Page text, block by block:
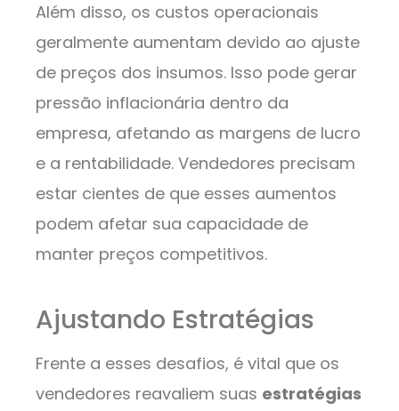
Além disso, os custos operacionais
geralmente aumentam devido ao ajuste
de preços dos insumos. Isso pode gerar
pressão inflacionária dentro da
empresa, afetando as margens de lucro
e a rentabilidade. Vendedores precisam
estar cientes de que esses aumentos
podem afetar sua capacidade de
manter preços competitivos.
Ajustando Estratégias
Frente a esses desafios, é vital que os
vendedores reavaliem suas estratégias